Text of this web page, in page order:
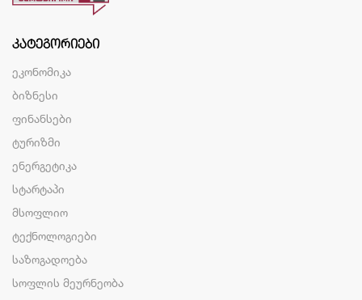
ᲙᲐᲢᲔᲒᲝᲠᲘᲔᲑᲘ
ეკონომიკა
ბიზნესი
ფინანსები
ტურიზმი
ენერგეტიკა
სტარტაპი
მსოფლიო
ტექნოლოგიები
საზოგადოება
სოფლის მეურნეობა